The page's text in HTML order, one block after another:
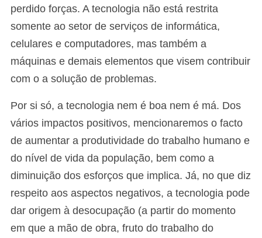
perdido forças. A tecnologia não está restrita
somente ao setor de serviços de informática,
celulares e computadores, mas também a
máquinas e demais elementos que visem contribuir
com o a solução de problemas.
Por si só, a tecnologia nem é boa nem é má. Dos
vários impactos positivos, mencionaremos o facto
de aumentar a produtividade do trabalho humano e
do nível de vida da população, bem como a
diminuição dos esforços que implica. Já, no que diz
respeito aos aspectos negativos, a tecnologia pode
dar origem à desocupação (a partir do momento
em que a mão de obra, fruto do trabalho do